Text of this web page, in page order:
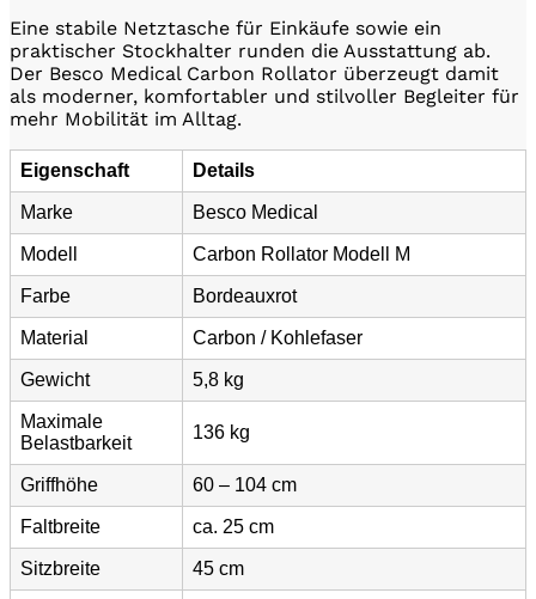
Eine stabile Netztasche für Einkäufe sowie ein
praktischer Stockhalter runden die Ausstattung ab.
Der Besco Medical Carbon Rollator überzeugt damit
als moderner, komfortabler und stilvoller Begleiter für
mehr Mobilität im Alltag.
Eigenschaft Details
Marke Besco Medical
Modell Carbon Rollator Modell M
Farbe Bordeauxrot
Material Carbon / Kohlefaser
Gewicht 5,8 kg
Maximale
Belastbarkeit
136 kg
Griffhöhe 60 – 104 cm
Faltbreite ca. 25 cm
Sitzbreite 45 cm